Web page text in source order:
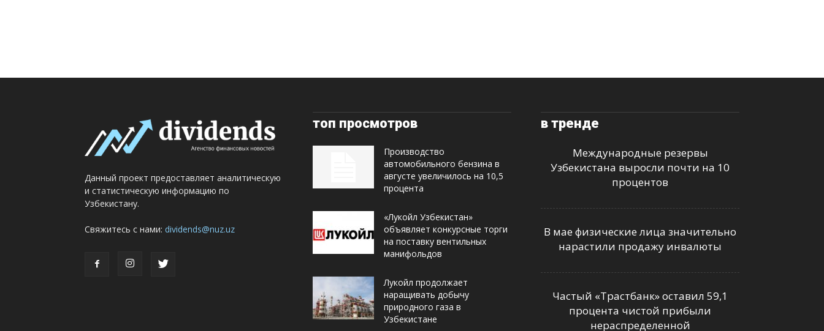
Данный проект предоставляет аналитическую
и статистическую информацию по
Узбекистану.
Свяжитесь с нами: dividends@nuz.uz
топ просмотров
Производство
автомобильного бензина в
августе увеличилось на 10,5
процента
«Лукойл Узбекистан»
объявляет конкурсные торги
на поставку вентильных
манифольдов
Лукойл продолжает
наращивать добычу
природного газа в
Узбекистане
в тренде
Международные резервы
Узбекистана выросли почти на 10
процентов
В мае физические лица значительно
нарастили продажу инвалюты
Частый «Трастбанк» оставил 59,1
процента чистой прибыли
нераспределенной